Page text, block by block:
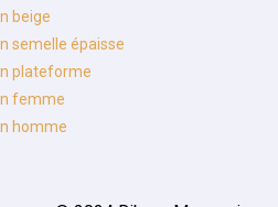
beige
semelle épaisse
plateforme
femme
homme